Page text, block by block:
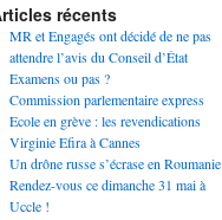
récents
MR et Engagés ont décidé de ne pas
attendre l’avis du Conseil d’État
Examens ou pas ?
Commission parlementaire express
Ecole en grève : les revendications
Virginie Efira à Cannes
Un drône russe s’écrase en Roumanie
Rendez-vous ce dimanche 31 mai à
Uccle !